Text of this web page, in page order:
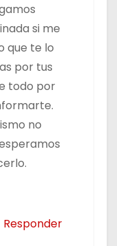
si me
que te lo
por tus
todo por
no
Responder